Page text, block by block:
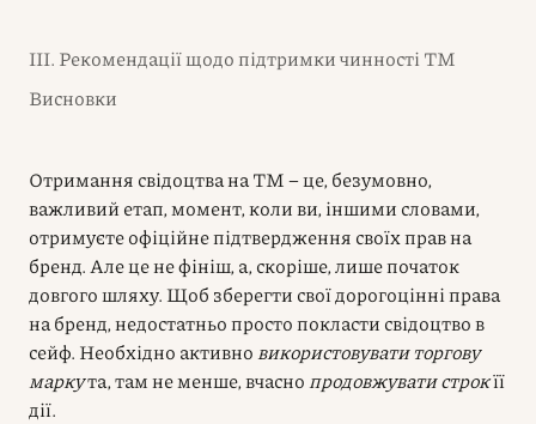
III. Рекомендації щодо підтримки чинності ТМ
Висновки
Отримання свідоцтва на ТМ – це, безумовно,
важливий етап, момент, коли ви, іншими словами,
отримуєте офіційне підтвердження своїх прав на
бренд. Але це не фініш, а, скоріше, лише початок
довгого шляху. Щоб зберегти свої дорогоцінні права
на бренд, недостатньо просто покласти свідоцтво в
сейф. Необхідно активно використовувати торгову
маркута, там не менше, вчасно продовжувати строкїї
дії.